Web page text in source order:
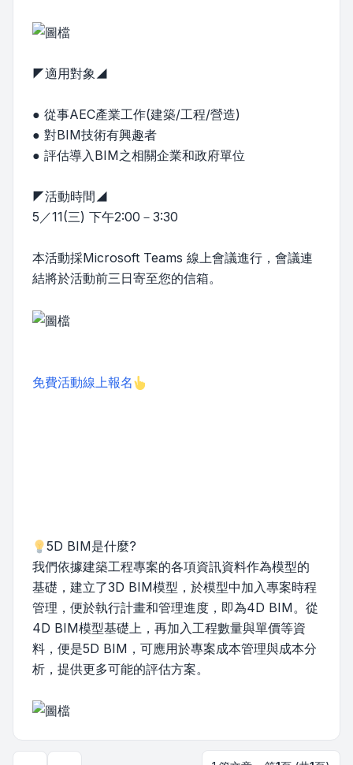
◤適用對象◢
● 從事AEC產業工作(建築/工程/營造)
● 對BIM技術有興趣者
● 評估導入BIM之相關企業和政府單位
◤活動時間◢
5／11(三) 下午2:00－3:30
本活動採Microsoft Teams 線上會議進行，會議連
結將於活動前三日寄至您的信箱。
免費活動線上報名
5D BIM是什麼?
我們依據建築工程專案的各項資訊資料作為模型的
基礎，建立了3D BIM模型，於模型中加入專案時程
管理，便於執行計畫和管理進度，即為4D BIM。從
4D BIM模型基礎上，再加入工程數量與單價等資
料，便是5D BIM，可應用於專案成本管理與成本分
析，提供更多可能的評估方案。